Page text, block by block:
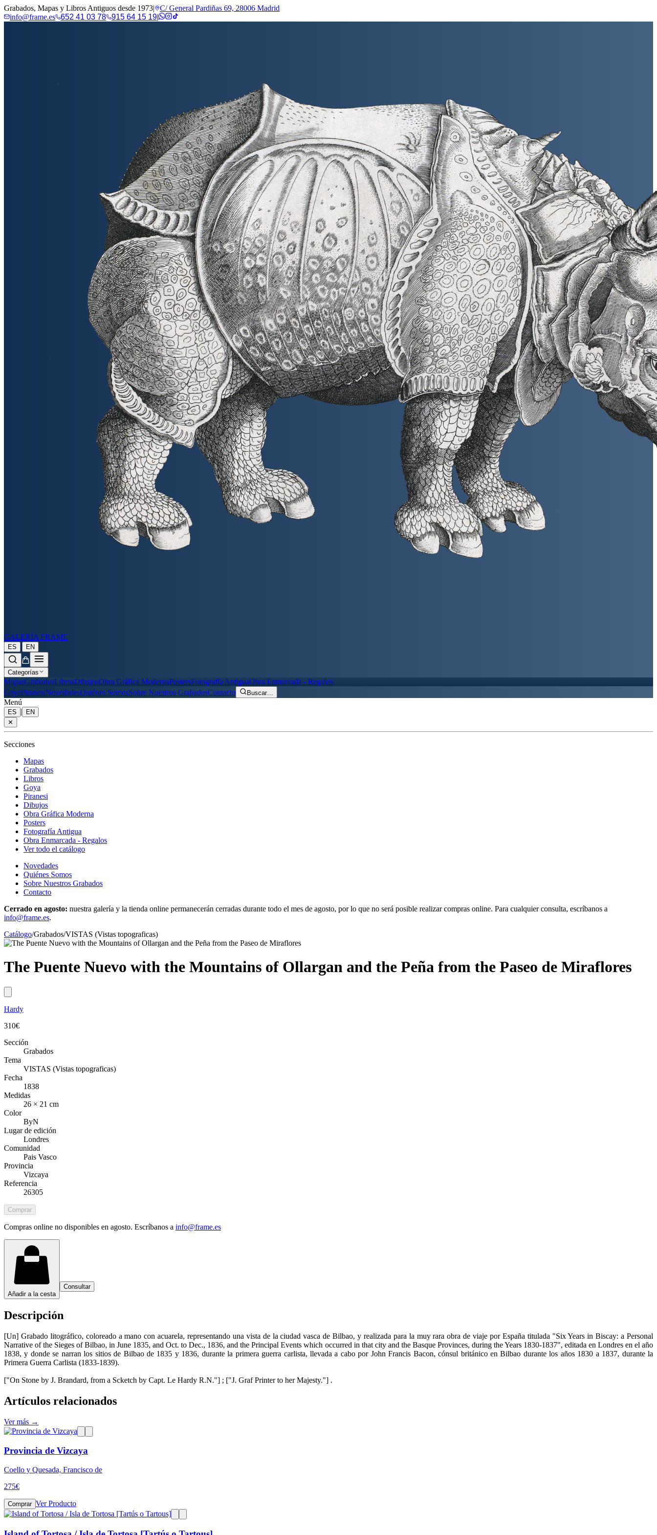
Grabados, Mapas y Libros Antiguos desde 1973|
C/ General Pardiñas 69, 28006 Madrid
info@frame.es
652 41 03 78 915 64 15 19|
GALERÍA FRAME
ES | EN
Categorías
MapasGrabadosLibrosDibujosObra Gráfica ModernaPostersFotografía AntiguaObra Enmarcada - Regalos
GoyaPiranesiNovedadesQuiénes SomosSobre Nuestros GrabadosContacto Buscar…
Menú
ES |
EN
✕
Secciones
Mapas
Grabados
Libros
Goya
Piranesi
Dibujos
Obra Gráfica Moderna
Posters
Fotografía Antigua
Obra Enmarcada - Regalos
Ver todo el catálogo
Novedades
Quiénes Somos
Sobre Nuestros Grabados
Contacto
Cerrado en agosto: nuestra galería y la tienda online permanecerán cerradas durante todo el mes de agosto, por lo que no será posible realizar compras online. Para cualquier consulta, escríbanos a
info@frame.es.
Catálogo/Grabados/VISTAS (Vistas topograficas)
The Puente Nuevo with the Mountains of Ollargan and the Peña from the Paseo de Miraflores
Hardy
310€
Sección
Grabados
Tema
VISTAS (Vistas topograficas)
Fecha
1838
Medidas
26 × 21 cm
Color
ByN
Lugar de edición
Londres
Comunidad
Pais Vasco
Provincia
Vizcaya
Referencia
26305
Comprar
Compras online no disponibles en agosto. Escríbanos a info@frame.es
Añadir a la cesta
Consultar
Descripción
[Un] Grabado litográfico, coloreado a mano con acuarela, representando una vista de la ciudad vasca de Bilbao, y realizada para la muy rara obra de viaje por España titulada "Six Years in Biscay: a Personal
Narrative of the Sieges of Bilbao, in June 1835, and Oct. to Dec., 1836, and the Principal Events which occurred in that city and the Basque Provinces, during the Years 1830-1837", editada en Londres en el año
1838, y donde se narran los sitios de Bilbao de 1835 y 1836, durante la primera guerra carlista, llevada a cabo por John Francis Bacon, cónsul británico en Bilbao durante los años 1830 a 1837, durante la
Primera Guerra Carlista (1833-1839).
["On Stone by J. Brandard, from a Scketch by Capt. Le Hardy R.N."] ; ["J. Graf Printer to her Majesty."] .
Artículos relacionados
Ver más →
Provincia de Vizcaya
Coello y Quesada, Francisco de
275€
Comprar Ver Producto